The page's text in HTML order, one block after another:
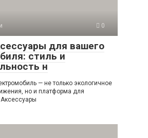
0
для вашего
стиль и
н
— не только экологичное
но и платформа для